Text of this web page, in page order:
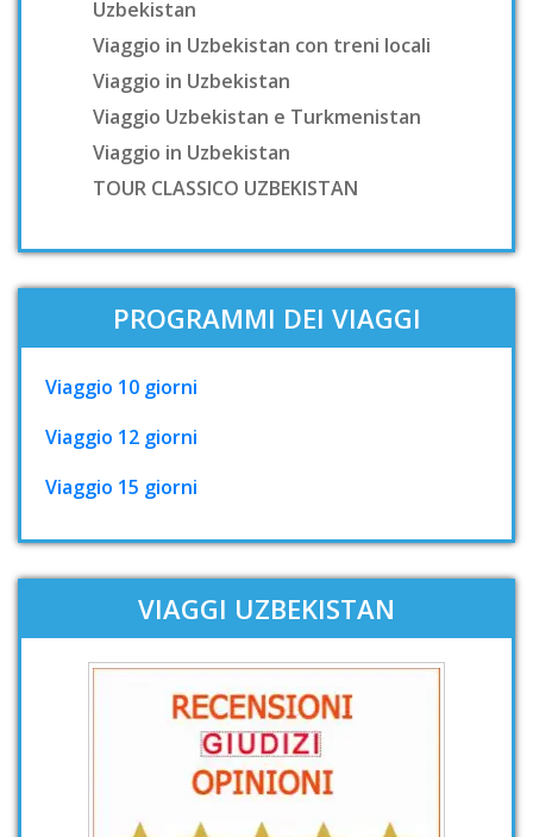
Uzbekistan
Viaggio in Uzbekistan con treni locali
Viaggio in Uzbekistan
Viaggio Uzbekistan e Turkmenistan
Viaggio in Uzbekistan
TOUR CLASSICO UZBEKISTAN
PROGRAMMI DEI VIAGGI
Viaggio 10 giorni
Viaggio 12 giorni
Viaggio 15 giorni
VIAGGI UZBEKISTAN